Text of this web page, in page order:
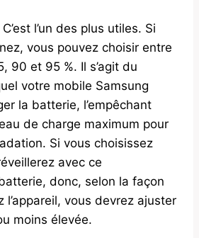
l’un des plus utiles. Si
vous pouvez choisir entre
90 et 95 %. Il s’agit du
votre mobile Samsung
la batterie, l’empêchant
de charge maximum pour
Si vous choisissez
avec ce
donc, selon la façon
l’appareil, vous devrez ajuster
moins élevée.